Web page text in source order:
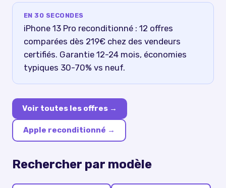
EN 30 SECONDES
iPhone 13 Pro reconditionné : 12 offres
comparées dès 219€ chez des vendeurs
certifiés. Garantie 12-24 mois, économies
typiques 30-70% vs neuf.
Voir toutes les offres →
Apple reconditionné →
Rechercher par modèle